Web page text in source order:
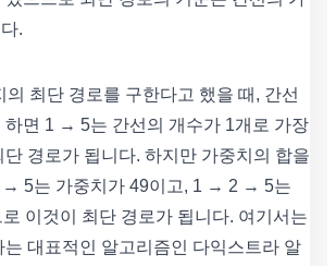
.
의 최단 경로를 구한다고 했을 때, 간선
하면 1 → 5는 간선의 개수가 1개로 가장
경로가 됩니다. 하지만 가중치의 합을
→ 5는 가중치가 49이고, 1 → 2 → 5는
이것이 최단 경로가 됩니다. 여기서는
는 대표적인 알고리즘인 다익스트라 알